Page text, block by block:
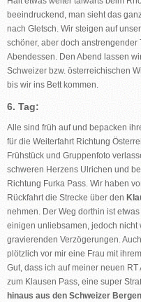
beeindruckend, man sieht das
nach Gletsch. Wir steigen auf
schöner, aber doch anstrengender
Abendessen. Den Abend lassen
Schweizer bzw. österreichischen
bis wir ins Bett kommen.
6. Tag:
Alle sind früh auf und bepacken
für die Weiterfahrt Richtung
Frühstück und Gruppenfoto
schweren Herzens Ulrichen und
Richtung Furka Pass. Wir haben
Rückfahrt die Strecke über den
nehmen. Der Weg dorthin ist
einigen unliebsamen, jedoch nicht
gravierenden Verzögerungen.
plötzlich vor mir eine Frau mit
Gut, dass ich auf meiner neuen
zum Klausen Pass, eine super
hinaus aus den Schweizer Bergen